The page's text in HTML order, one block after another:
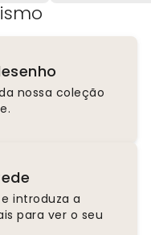
nossa coleção
introduza a
para ver o seu